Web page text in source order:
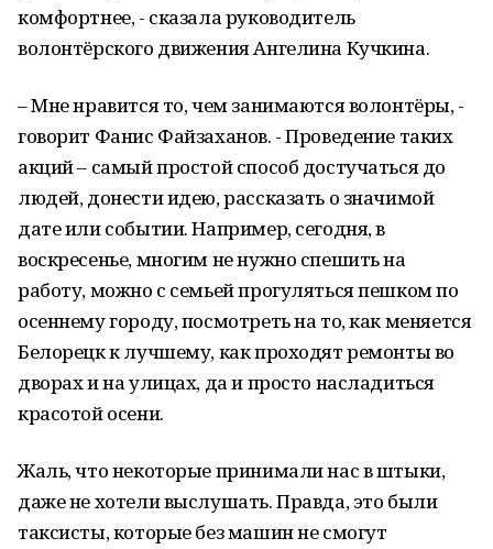
комфортнее, - сказала руководитель
волонтёрского движения Ангелина Кучкина.
– Мне нравится то, чем занимаются волонтёры, -
говорит Фанис Файзаханов. - Проведение таких
акций – самый простой способ достучаться до
людей, донести идею, рассказать о значимой
дате или событии. Например, сегодня, в
воскресенье, многим не нужно спешить на
работу, можно с семьей прогуляться пешком по
осеннему городу, посмотреть на то, как меняется
Белорецк к лучшему, как проходят ремонты во
дворах и на улицах, да и просто насладиться
красотой осени.
Жаль, что некоторые принимали нас в штыки,
даже не хотели выслушать. Правда, это были
таксисты, которые без машин не смогут